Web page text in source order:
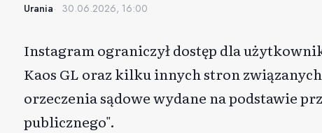
Urania 30.06.2026, 16:00
Instagram ograniczył dostęp dla
Kaos GL oraz kilku innych stron związanych
orzeczenia sądowe wydane na podstawie
publicznego".